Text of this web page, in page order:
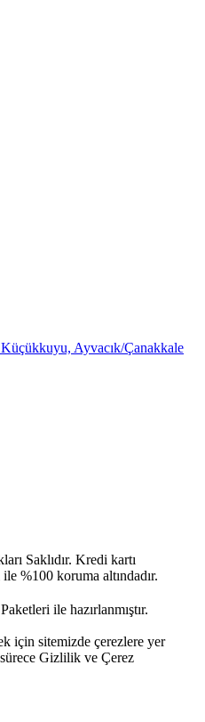
Ayvacık/Çanakkale
Saklıdır. Kredi kartı
%100 koruma altındadır.
ile hazırlanmıştır.
için sitemizde çerezlere yer
Gizlilik ve Çerez